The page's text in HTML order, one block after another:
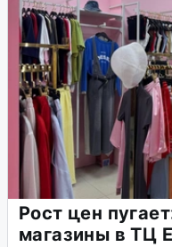
Рост цен
магазины в ТЦ